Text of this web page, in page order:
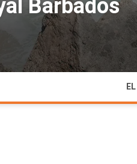
Barbados